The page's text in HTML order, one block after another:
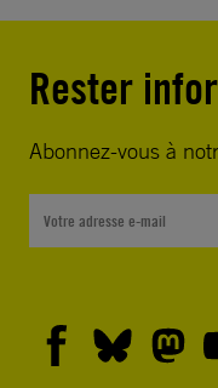
Rester
Abonnez-vous à